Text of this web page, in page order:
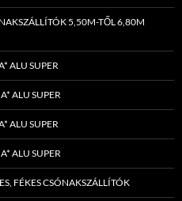
5,50M-TŐL 6,80M
ALU SUPER
ALU SUPER
ALU SUPER
ALU SUPER
FÉKES CSÓNAKSZÁLLÍTÓK